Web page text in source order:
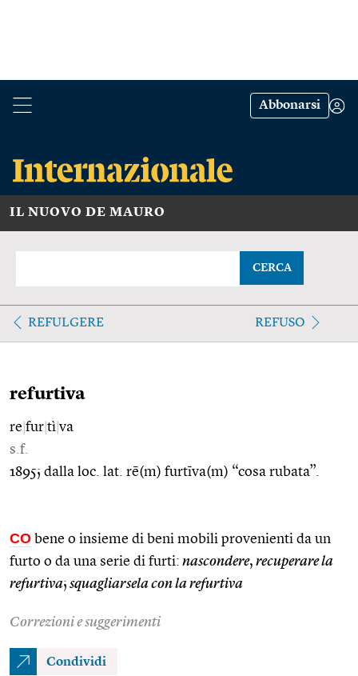
Abbonarsi
IL NUOVO DE MAURO
CERCA
REFULGERE REFUSO
refurtiva
re fur tì va
s.f.
1895; dalla loc. lat. rē(m) furtīva(m) “cosa rubata”.
CO bene o insieme di beni mobili provenienti da un
furto o da una serie di furti: nascondere, recuperare la
refurtiva; squagliarsela con la refurtiva
Correzioni e suggerimenti
Condividi